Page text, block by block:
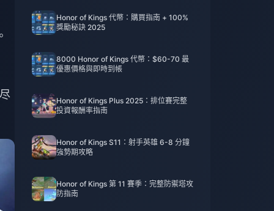
Honor of Kings 代幣：購買指南 + 100%
獎勵秘訣 2025
8000 Honor of Kings 代幣：$60-70 最
優惠價格與即時到帳
Honor of Kings Plus 2025：排位賽完整
投資報酬率指南
Honor of Kings S11：射手英雄 6-8 分鐘
強勢期攻略
Honor of Kings 第 11 賽季：完整防禦塔攻
防指南